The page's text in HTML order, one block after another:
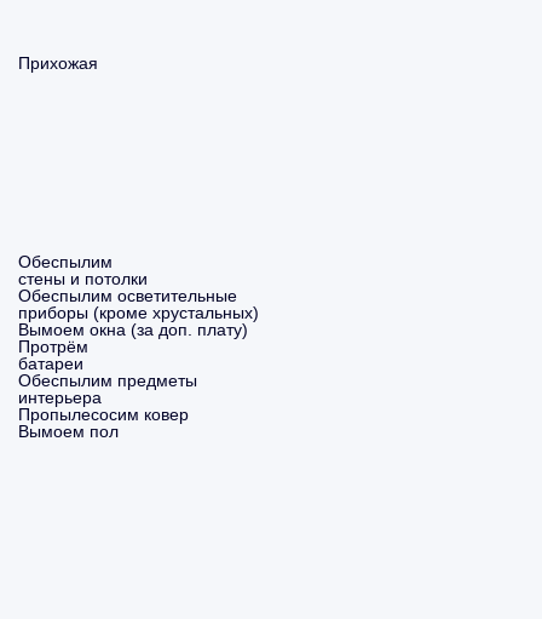
Прихожая
Обеспылим
стены и потолки
Обеспылим осветительные
приборы (кроме хрустальных)
Вымоем окна (за доп. плату)
Протрём
батареи
Обеспылим предметы
интерьера
Пропылесосим ковер
Вымоем пол